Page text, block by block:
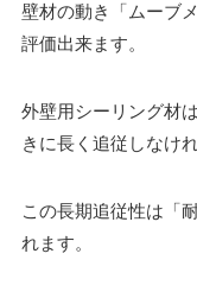
壁材の動き「ムーブ
評価出来ます。
外壁用シーリング材
きに長く追従しなけ
この長期追従性は「
れます。